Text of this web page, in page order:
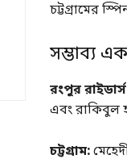
চট্টগ্রামের
সম্ভাব্য
রংপুর
এবং রাকিবুল
চট্টগ্রাম: